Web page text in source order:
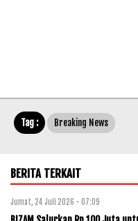
Tag : Breaking News
BERITA TERKAIT
Jumat, 24 Juli 2026 - 07:09